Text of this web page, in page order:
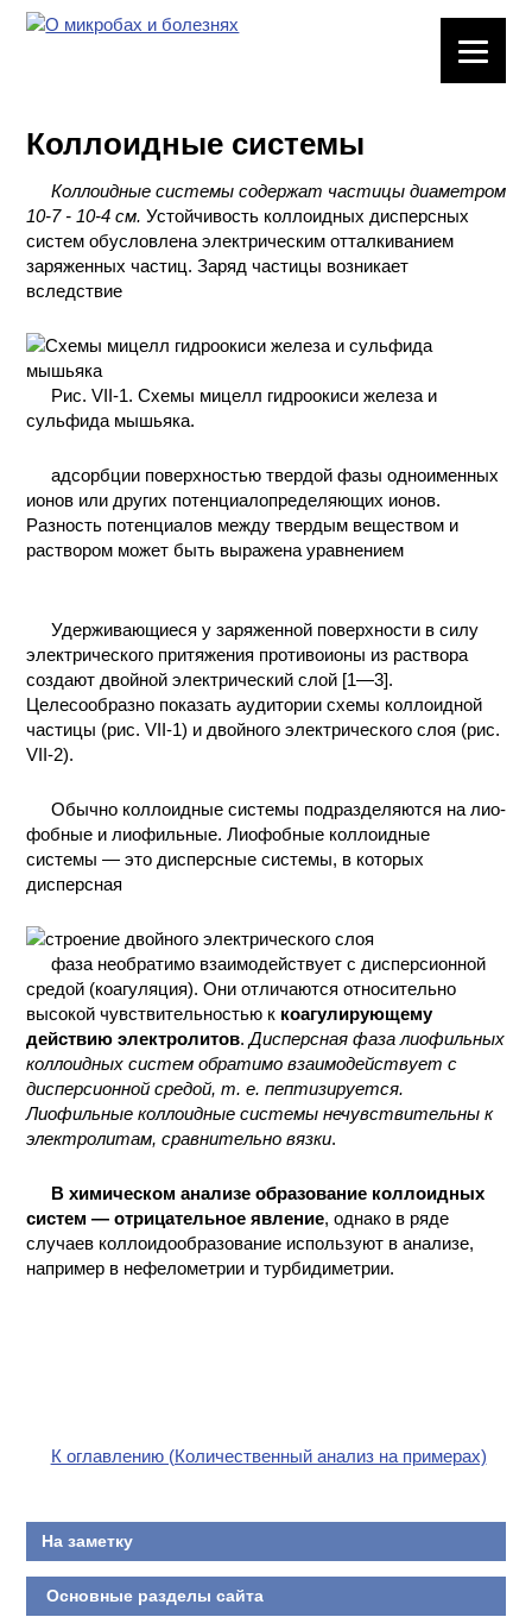
ХИМИЧЕСКАЯ
ВРЕДНЫЕ
ФАКТОРЫ
ПРАКТИЧЕСКОЙ
ХИМИИ
ХИМИЯ НА
И ХИМИЧЕСКАЯ
ТЕХНОЛОГИЯ
КОНТАКТЫ
Коллоидные системы
Коллоидные системы содержат частицы диаметром
10-7 - 10-4 см. Устойчивость коллоидных дисперсных
систем обусловлена электрическим отталкиванием
заряженных частиц. Заряд частицы возникает
вследствие
Рис. VII-1. Схемы мицелл гидроокиси железа и
сульфида мышьяка.
адсорбции поверхностью твердой фазы одноименных
ионов или других потенциалопределяющих ионов.
Разность потенциалов между твердым веществом и
раствором может быть выражена уравнением
Удерживающиеся у заряженной поверхности в силу
электрического притяжения противоионы из раствора
создают двойной электрический слой [1—3].
Целесообразно показать аудитории схемы коллоидной
частицы (рис. VII-1) и двойного электрического слоя (рис.
VII-2).
Обычно коллоидные системы подразделяются на лио-
фобные и лиофильные. Лиофобные коллоидные
системы — это дисперсные системы, в которых
дисперсная
фаза необратимо взаимодействует с дисперсионной
средой (коагуляция). Они отличаются относительно
высокой чувствительностью к коагулирующему
действию электролитов.Дисперсная фаза лиофильных
коллоидных систем обратимо взаимодействует с
дисперсионной средой, т. е. пептизируется.
Лиофильные коллоидные системы нечувствительны к
электролитам, сравнительно вязки.
В химическом анализе образование коллоидных
систем — отрицательное явление, однако в ряде
случаев коллоидообразование используют в анализе,
например в нефелометрии и турбидиметрии.
К оглавлению (Количественный анализ на примерах)
На заметку
Основные разделы сайта